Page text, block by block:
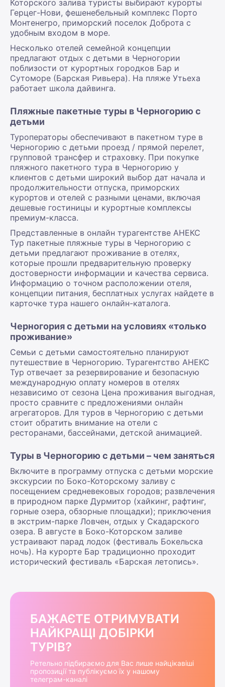
Которского залива туристы выбирают курорты
Герцег-Нови, фешенебельный комплекс Порто
Монтенегро, приморский поселок Доброта с
удобным входом в море.
Несколько отелей семейной концепции
предлагают отдых с детьми в Черногории
поблизости от курортных городков Бар и
Сутоморе (Барская Ривьера). На пляже Утьеха
работает школа дайвинга.
Пляжные пакетные туры в Черногорию с
детьми
Туроператоры обеспечивают в пакетном туре в
Черногорию с детьми проезд / прямой перелет,
групповой трансфер и страховку. При покупке
пляжного пакетного тура в Черногорию у
клиентов с детьми широкий выбор дат начала и
продолжительности отпуска, приморских
курортов и отелей с разными ценами, включая
дешевые гостиницы и курортные комплексы
премиум-класса.
Представленные в онлайн турагентстве АНЕКС
Тур пакетные пляжные туры в Черногорию с
детьми предлагают проживание в отелях,
которые прошли предварительную проверку
достоверности информации и качества сервиса.
Информацию о точном расположении отеля,
концепции питания, бесплатных услугах найдете в
карточке тура нашего онлайн-каталога.
Черногория с детьми на условиях «только
проживание»
Семьи с детьми самостоятельно планируют
путешествие в Черногорию. Турагентство АНЕКС
Тур отвечает за резервирование и безопасную
международную оплату номеров в отелях
независимо от сезона Цена проживания выгодная,
просто сравните с предложениями онлайн
агрегаторов. Для туров в Черногорию с детьми
стоит обратить внимание на отели с
ресторанами, бассейнами, детской анимацией.
Туры в Черногорию с детьми – чем заняться
Включите в программу отпуска с детьми морские
экскурсии по Боко-Которскому заливу с
посещением средневековых городов; развлечения
в природном парке Дурмитор (хайкинг, рафтинг,
горные озера, обзорные площадки); приключения
в экстрим-парке Ловчен, отдых у Скадарского
озера. В августе в Боко-Которском заливе
устраивают парад лодок (фестиваль Бокельска
ночь). На курорте Бар традиционно проходит
исторический фестиваль «Барская летопись».
БАЖАЄТЕ ОТРИМУВАТИ
НАЙКРАЩІ ДОБІРКИ
ТУРІВ?
Ретельно підбираємо для Вас лише найцікавіші
пропозиції та публікуємо їх у нашому
телеграм-каналі